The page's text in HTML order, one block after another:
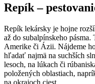
Repík –
Repík lekársky je hojne
až do subalpínskeho
Amerike či Ázii. Nájdeme
hľadať najmä na suchších
lesoch, na lúkach či
položených oblastiach,
na okrajoch ciest.